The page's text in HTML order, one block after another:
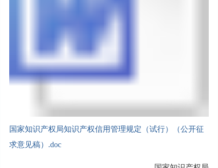
国家知识产权局知识产权信用管理规定（试行）（公开征
求意见稿）.doc